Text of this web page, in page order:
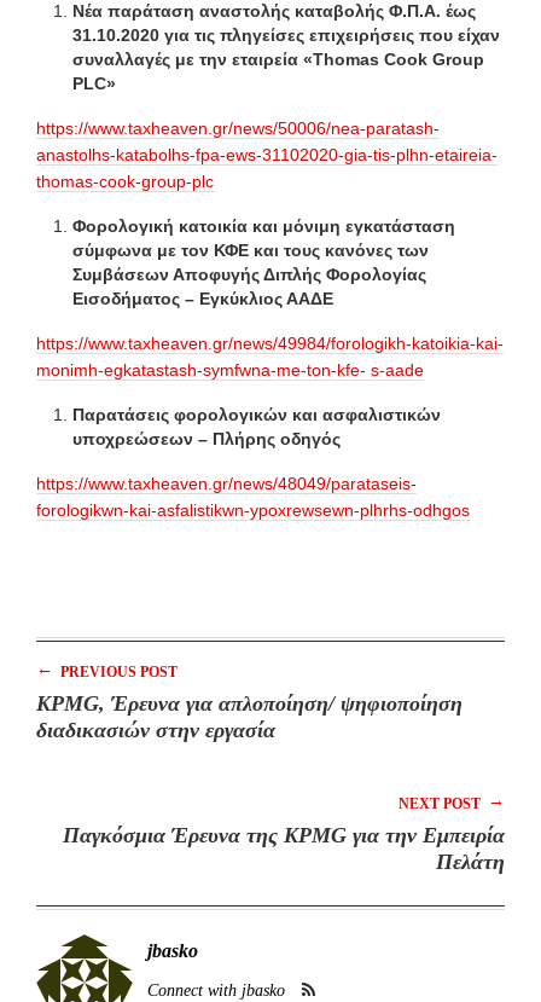
Νέα παράταση αναστολής καταβολής Φ.Π.Α. έως
31.10.2020 για τις πληγείσες επιχειρήσεις που είχαν
συναλλαγές με την εταιρεία «Thomas Cook Group
PLC»
https://www.taxheaven.gr/news/50006/nea-paratash-
anastolhs-katabolhs-fpa-ews-31102020-gia-tis-plhn-etaireia-
thomas-cook-group-plc
Φορολογική κατοικία και μόνιμη εγκατάσταση
σύμφωνα με τον ΚΦΕ και τους κανόνες των
Συμβάσεων Αποφυγής Διπλής Φορολογίας
Εισοδήματος – Εγκύκλιος ΑΑΔΕ
https://www.taxheaven.gr/news/49984/forologikh-katoikia-kai-
monimh-egkatastash-symfwna-me-ton-kfe- s-aade
Παρατάσεις φορολογικών και ασφαλιστικών
υποχρεώσεων – Πλήρης οδηγός
https://www.taxheaven.gr/news/48049/parataseis-
forologikwn-kai-asfalistikwn-ypoxrewsewn-plhrhs-odhgos
← PREVIOUS POST
KPMG, Έρευνα για απλοποίηση/ ψηφιοποίηση
διαδικασιών στην εργασία
NEXT POST →
Παγκόσμια Έρευνα της KPMG για την Εμπειρία
Πελάτη
jbasko
Connect with jbasko